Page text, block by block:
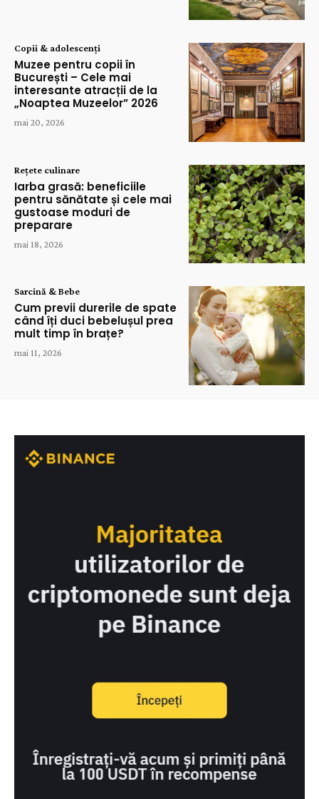
Copii & adolescenți
Muzee pentru copii în
București – Cele mai
interesante atracții de la
„Noaptea Muzeelor” 2026
mai 20, 2026
Rețete culinare
Iarba grasă: beneficiile
pentru sănătate și cele mai
gustoase moduri de
preparare
mai 18, 2026
Sarcină & Bebe
Cum previi durerile de spate
când îți duci bebelușul prea
mult timp în brațe?
mai 11, 2026